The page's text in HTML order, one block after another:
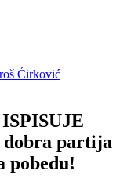
Ćirković
partija
pobedu!